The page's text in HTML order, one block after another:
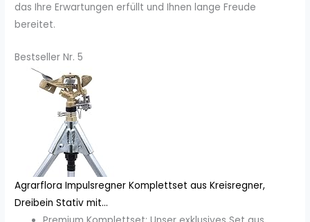
das Ihre Erwartungen erfüllt und Ihnen lange Freude
bereitet.
Bestseller Nr. 5
Agrarflora Impulsregner Komplettset aus Kreisregner,
Dreibein Stativ mit...